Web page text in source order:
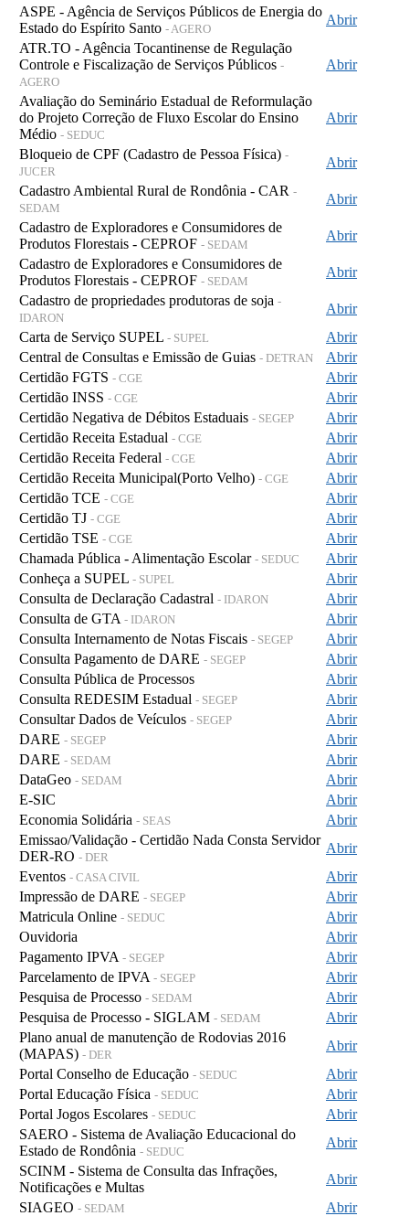
ASPE - Agência de Serviços Públicos de Energia do
Estado do Espírito Santo - AGERO
Abrir
ATR.TO - Agência Tocantinense de Regulação
Controle e Fiscalização de Serviços Públicos -
AGERO
Abrir
Avaliação do Seminário Estadual de Reformulação
do Projeto Correção de Fluxo Escolar do Ensino
Médio - SEDUC
Abrir
Bloqueio de CPF (Cadastro de Pessoa Física) -
JUCER
Abrir
Cadastro Ambiental Rural de Rondônia - CAR -
SEDAM
Abrir
Cadastro de Exploradores e Consumidores de
Produtos Florestais - CEPROF - SEDAM
Abrir
Cadastro de Exploradores e Consumidores de
Produtos Florestais - CEPROF - SEDAM
Abrir
Cadastro de propriedades produtoras de soja -
IDARON
Abrir
Carta de Serviço SUPEL - SUPEL
Abrir
Central de Consultas e Emissão de Guias - DETRAN
Abrir
Certidão FGTS - CGE
Abrir
Certidão INSS - CGE
Abrir
Certidão Negativa de Débitos Estaduais - SEGEP
Abrir
Certidão Receita Estadual - CGE
Abrir
Certidão Receita Federal - CGE
Abrir
Certidão Receita Municipal(Porto Velho) - CGE
Abrir
Certidão TCE - CGE
Abrir
Certidão TJ - CGE
Abrir
Certidão TSE - CGE
Abrir
Chamada Pública - Alimentação Escolar - SEDUC
Abrir
Conheça a SUPEL - SUPEL
Abrir
Consulta de Declaração Cadastral - IDARON
Abrir
Consulta de GTA - IDARON
Abrir
Consulta Internamento de Notas Fiscais - SEGEP
Abrir
Consulta Pagamento de DARE - SEGEP
Abrir
Consulta Pública de Processos
Abrir
Consulta REDESIM Estadual - SEGEP
Abrir
Consultar Dados de Veículos - SEGEP
Abrir
DARE - SEGEP
Abrir
DARE - SEDAM
Abrir
DataGeo - SEDAM
Abrir
E-SIC
Abrir
Economia Solidária - SEAS
Abrir
Emissao/Validação - Certidão Nada Consta Servidor
DER-RO - DER
Abrir
Eventos - CASA CIVIL
Abrir
Impressão de DARE - SEGEP
Abrir
Matricula Online - SEDUC
Abrir
Ouvidoria
Abrir
Pagamento IPVA - SEGEP
Abrir
Parcelamento de IPVA - SEGEP
Abrir
Pesquisa de Processo - SEDAM
Abrir
Pesquisa de Processo - SIGLAM - SEDAM
Abrir
Plano anual de manutenção de Rodovias 2016
(MAPAS) - DER
Abrir
Portal Conselho de Educação - SEDUC
Abrir
Portal Educação Física - SEDUC
Abrir
Portal Jogos Escolares - SEDUC
Abrir
SAERO - Sistema de Avaliação Educacional do
Estado de Rondônia - SEDUC
Abrir
SCINM - Sistema de Consulta das Infrações,
Notificações e Multas
Abrir
SIAGEO - SEDAM
Abrir